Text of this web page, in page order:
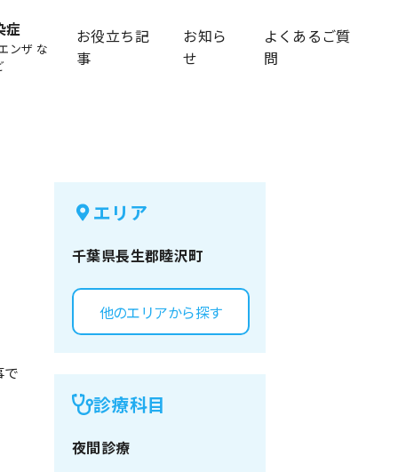
症
ンザ な
お役立ち記
事
お知ら
せ
よくあるご質
問
エリア
千葉県長生郡睦沢町
他のエリアから探す
診療科目
夜間診療